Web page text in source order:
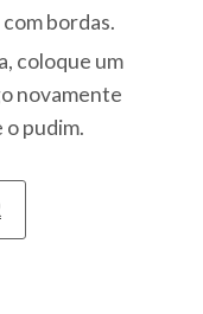
bordas.
coloque um
novamente
o pudim.